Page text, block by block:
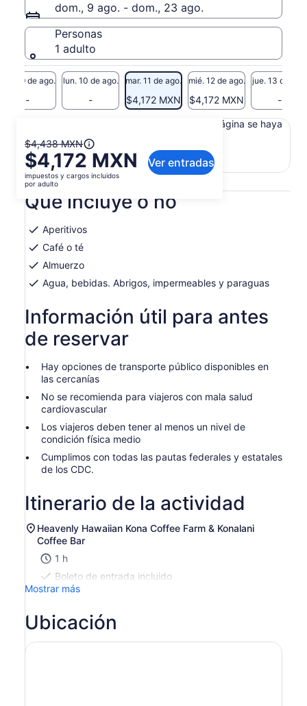
dom., 9 ago. - dom., 23 ago.
Personas
1 adulto
dom. 9 de ago.
-
lun. 10 de ago.
-
mar. 11 de ago.
$4,172 MXN
mié. 12 de ago.
$4,172 MXN
jue. 13 de ago.
-
El
precio
anterior
era
$4,438 MXN
y
actual
es
$4,172 MXN
por
$4,438 MXN
$4,172 MXN
impuestos y cargos incluidos
por adulto
Ver entradas
Es posible que el contenido de esta página se haya
traducido automáticamente.
Ver texto original (en inglés)
Opinar sobre esta traducciónSe
abrirá
Qué incluye o no
Aperitivos
Café o té
Almuerzo
Agua, bebidas. Abrigos, impermeables y paraguas
Información útil para antes
de reservar
Hay opciones de transporte público disponibles en
las cercanías
No se recomienda para viajeros con mala salud
cardiovascular
Los viajeros deben tener al menos un nivel de
condición física medio
Cumplimos con todas las pautas federales y estatales
de los CDC.
Itinerario de la actividad
Heavenly Hawaiian Kona Coffee Farm & Konalani
Coffee Bar
1 h
Boleto de entrada incluido
Mostrar más
Ubicación